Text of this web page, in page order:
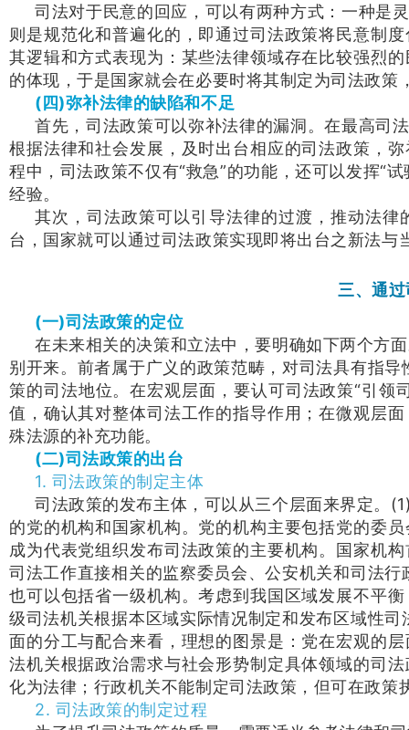
司法对于民意的回应，可以有两种方式：一种是
则是规范化和普遍化的，即通过司法政策将民意制
其逻辑和方式表现为：某些法律领域存在比较强烈
的体现，于是国家就会在必要时将其制定为司法政
(四)弥补法律的缺陷和不足
首先，司法政策可以弥补法律的漏洞。在最高司
根据法律和社会发展，及时出台相应的司法政策，
程中，司法政策不仅有“救急”的功能，还可以发挥“
经验。
其次，司法政策可以引导法律的过渡，推动法
台，国家就可以通过司法政策实现即将出台之新法与
三、通
(一)司法政策的定位
在未来相关的决策和立法中，要明确如下两个方
别开来。前者属于广义的政策范畴，对司法具有指
策的司法地位。在宏观层面，要认可司法政策“引领
值，确认其对整体司法工作的指导作用；在微观层
殊法源的补充功能。
(二)司法政策的出台
1. 司法政策的制定主体
司法政策的发布主体，可以从三个层面来界定。
的党的机构和国家机构。党的机构主要包括党的委
成为代表党组织发布司法政策的主要机构。国家机
司法工作直接相关的监察委员会、公安机关和司法
也可以包括省一级机构。考虑到我国区域发展不平
级司法机关根据本区域实际情况制定和发布区域性
面的分工与配合来看，理想的图景是：党在宏观的
法机关根据政治需求与社会形势制定具体领域的司
化为法律；行政机关不能制定司法政策，但可在政策
2. 司法政策的制定过程